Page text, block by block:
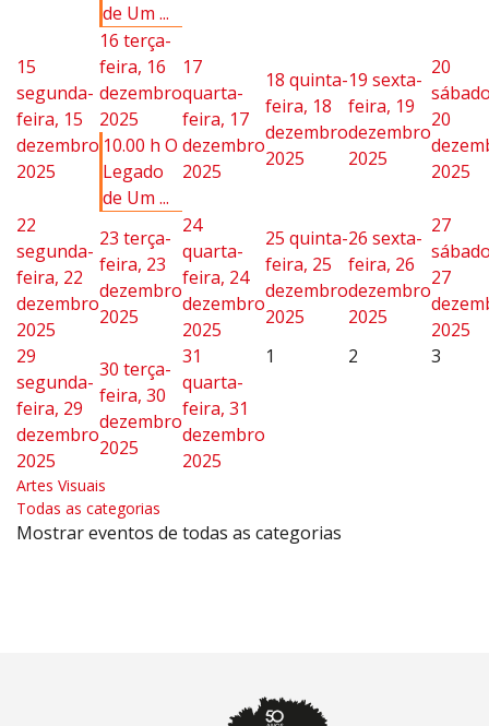
de Um ...
15
segunda-
feira, 15
dezembro
2025
16 terça-
feira, 16
dezembro
2025
10.00 h O
Legado
de Um ...
17
quarta-
feira, 17
dezembro
2025
18 quinta-
feira, 18
dezembro
2025
19 sexta-
feira, 19
dezembro
2025
20
20
2025
22
segunda-
feira, 22
dezembro
2025
23 terça-
feira, 23
dezembro
2025
24
quarta-
feira, 24
dezembro
2025
25 quinta-
feira, 25
dezembro
2025
26 sexta-
feira, 26
dezembro
2025
27
27
2025
29
segunda-
feira, 29
dezembro
2025
30 terça-
feira, 30
dezembro
2025
31
quarta-
feira, 31
dezembro
2025
1 2 3
Artes Visuais
Todas as categorias
Mostrar eventos de todas as categorias